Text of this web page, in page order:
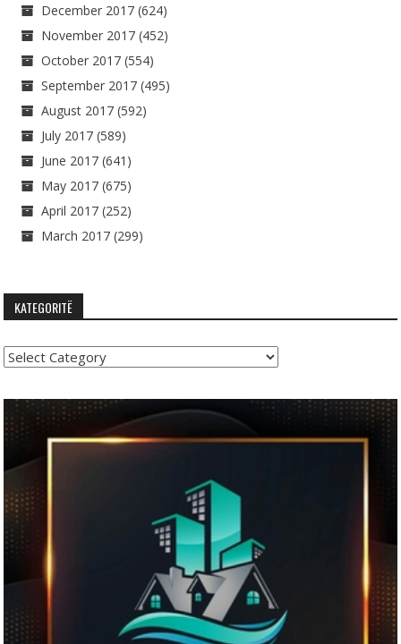
December 2017 (624)
November 2017 (452)
October 2017 (554)
September 2017 (495)
August 2017 (592)
July 2017 (589)
June 2017 (641)
May 2017 (675)
April 2017 (252)
March 2017 (299)
KATEGORITË
Kategoritë